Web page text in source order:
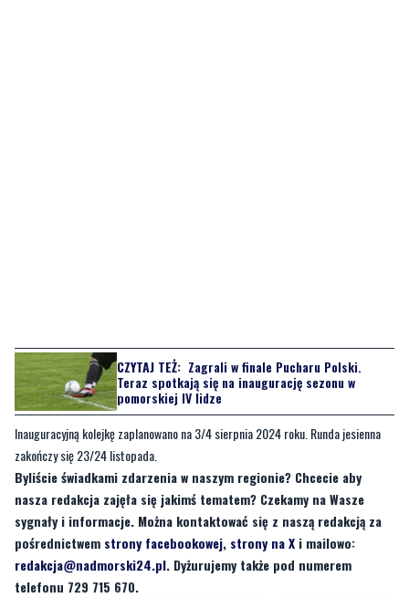
CZYTAJ TEŻ: Zagrali w finale Pucharu Polski.
Teraz spotkają się na inaugurację sezonu w
pomorskiej IV lidze
Inauguracyjną kolejkę zaplanowano na 3/4 sierpnia 2024 roku. Runda jesienna
zakończy się 23/24 listopada.
Byliście świadkami zdarzenia w naszym regionie? Chcecie aby
nasza redakcja zajęła się jakimś tematem? Czekamy na Wasze
sygnały i informacje. Można kontaktować się z naszą redakcją za
pośrednictwem strony facebookowej, strony na X i mailowo:
redakcja@nadmorski24.pl. Dyżurujemy także pod numerem
telefonu 729 715 670.